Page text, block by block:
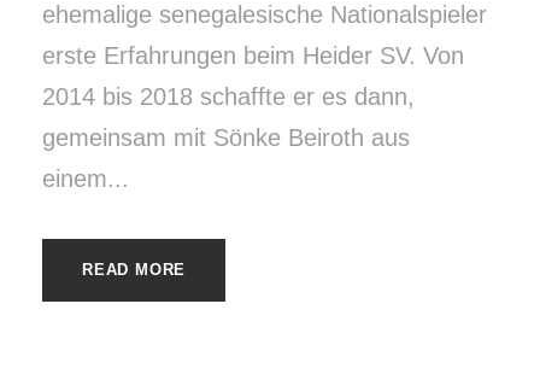
ehemalige senegalesische Nationalspieler
erste Erfahrungen beim Heider SV. Von
2014 bis 2018 schaffte er es dann,
gemeinsam mit Sönke Beiroth aus
einem...
READ MORE